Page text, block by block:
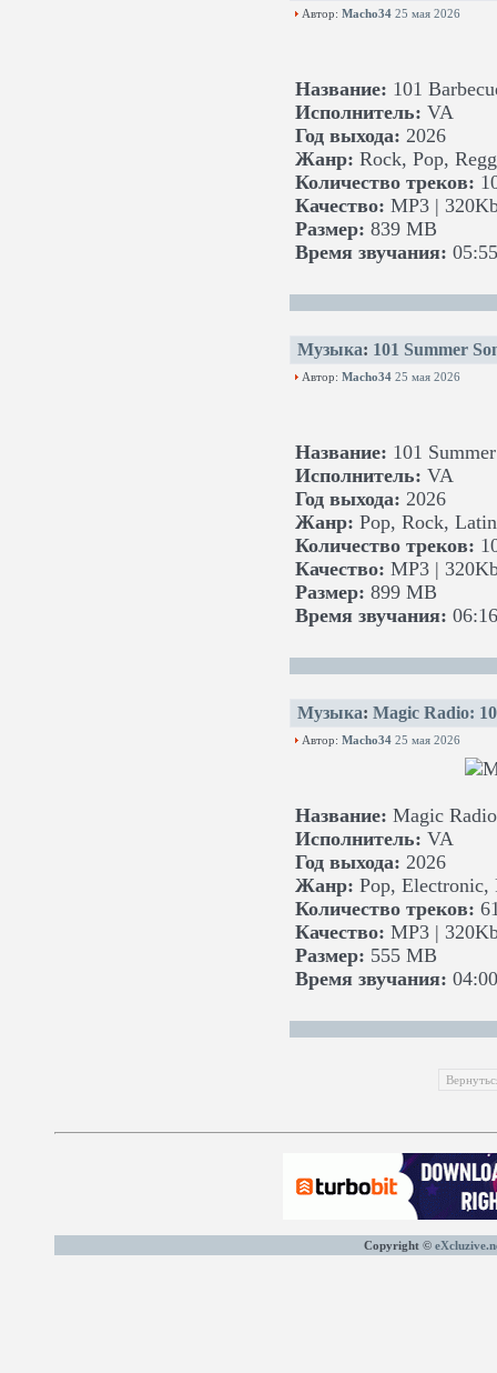
Автор: Macho34 25 мая 2026
Название: 101
Исполнитель: VA
Год выхода: 2026
Жанр: Rock, Pop,
Количество треков:
Качество: MP3 |
Размер: 839 MB
Время звучания:
Музыка: 101 Summer
Автор: Macho34 25 мая 2026
Название: 101
Исполнитель: VA
Год выхода: 2026
Жанр: Pop, Rock,
Количество треков:
Качество: MP3 |
Размер: 899 MB
Время звучания:
Музыка: Magic Radio:
Автор: Macho34 25 мая 2026
Название: Magic
Исполнитель: VA
Год выхода: 2026
Жанр: Pop, Electronic,
Количество треков:
Качество: MP3 |
Размер: 555 MB
Время звучания:
Copyright ©